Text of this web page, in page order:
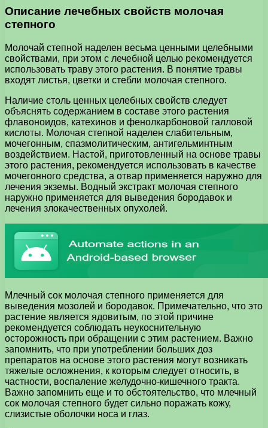
Описание лечебных свойств молочая
степного
Молочай степной наделен весьма ценными целебными
свойствами, при этом с лечебной целью рекомендуется
использовать траву этого растения. В понятие травы
входят листья, цветки и стебли молочая степного.
Наличие столь ценных целебных свойств следует
объяснять содержанием в составе этого растения
флавоноидов, катехинов и фенолкарбоновой галловой
кислоты. Молочая степной наделен слабительным,
мочегонным, спазмолитическим, антигельминтным
воздействием. Настой, приготовленный на основе травы
этого растения, рекомендуется использовать в качестве
мочегонного средства, а отвар применяется наружно для
лечения экземы. Водный экстракт молочая степного
наружно применяется для выведения бородавок и
лечения злокачественных опухолей.
Млечный сок молочая степного применяется для
выведения мозолей и бородавок. Примечательно, что это
растение является ядовитым, по этой причине
рекомендуется соблюдать неукоснительную
осторожность при обращении с этим растением. Важно
запомнить, что при употреблении больших доз
препаратов на основе этого растения могут возникать
тяжелые осложнения, к которым следует относить, в
частности, воспаление желудочно-кишечного тракта.
Важно запомнить еще и то обстоятельство, что млечный
сок молочая степного будет сильно поражать кожу,
слизистые оболочки носа и глаз.